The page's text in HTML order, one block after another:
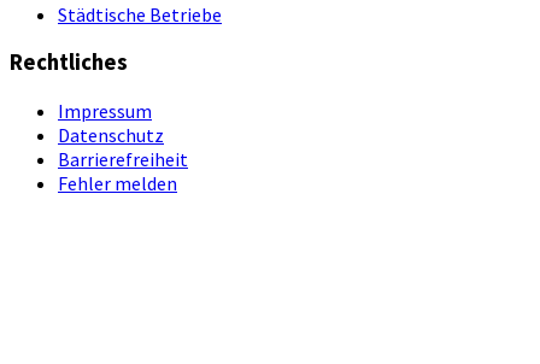
Städtische Betriebe
Rechtliches
Impressum
Datenschutz
Barrierefreiheit
Fehler melden